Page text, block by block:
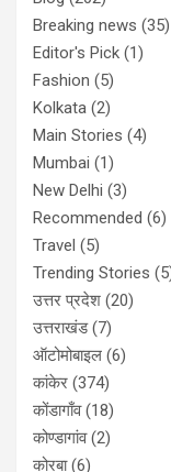
Breaking news (35)
Editor's Pick (1)
Fashion (5)
Kolkata (2)
Main Stories (4)
Mumbai (1)
New Delhi (3)
Recommended (6)
Travel (5)
Trending Stories
उत्तर प्रदेश (20)
उत्तराखंड(7)
ऑटोमोबाइल (6)
कांकेर (374)
कोंडागाँव(18)
कोण्डागांव(2)
कोरबा(6)